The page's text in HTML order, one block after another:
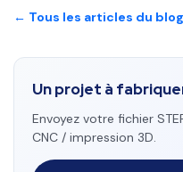
← Tous les articles du blog
Un projet à
Envoyez votre fichier
CNC / impression 3D.